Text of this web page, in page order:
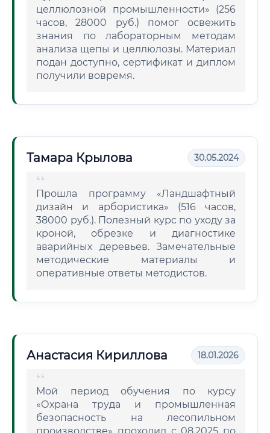
целлюлозной промышленности» (256
часов, 28000 руб.) помог освежить
знания по лабораторным методам
анализа щепы и целлюлозы. Материал
подан доступно, сертификат и диплом
получили вовремя.
Тамара Крылова 30.05.2024
Прошла программу «Ландшафтный
дизайн и арбористика» (516 часов,
38000 руб.). Полезный курс по уходу за
кроной, обрезке и диагностике
аварийных деревьев. Замечательные
методические материалы и
оперативные ответы методистов.
Анастасия Кириллова 18.01.2026
Мой период обучения по курсу
«Охрана труда и промышленная
безопасность на лесопильном